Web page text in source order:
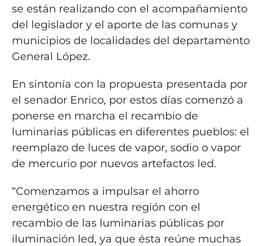
se están realizando con el acompañamiento
del legislador y el aporte de las comunas y
municipios de localidades del departamento
General López.
En sintonía con la propuesta presentada por
el senador Enrico, por estos días comenzó a
ponerse en marcha el recambio de
luminarias públicas en diferentes pueblos: el
reemplazo de luces de vapor, sodio o vapor
de mercurio por nuevos artefactos led.
“Comenzamos a impulsar el ahorro
energético en nuestra región con el
recambio de las luminarias públicas por
iluminación led, ya que ésta reúne muchas